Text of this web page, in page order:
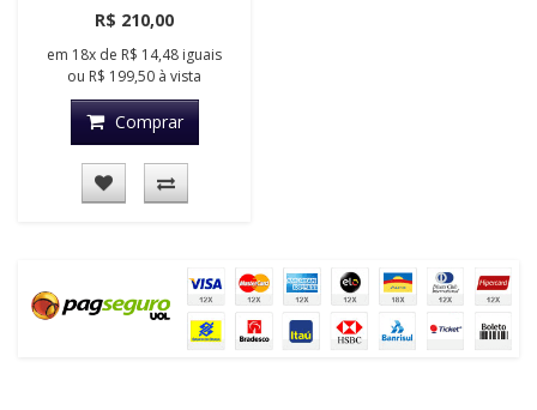
R$ 210,00
em 18x de R$ 14,48 iguais
ou R$ 199,50 à vista
Comprar